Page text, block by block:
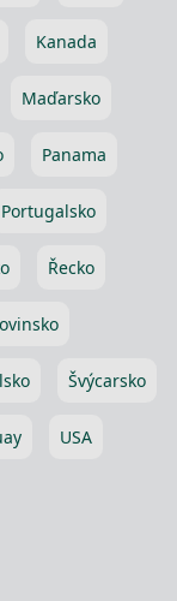
Kanada
Maďarsko
Panama
Portugalsko
Řecko
Švýcarsko
USA